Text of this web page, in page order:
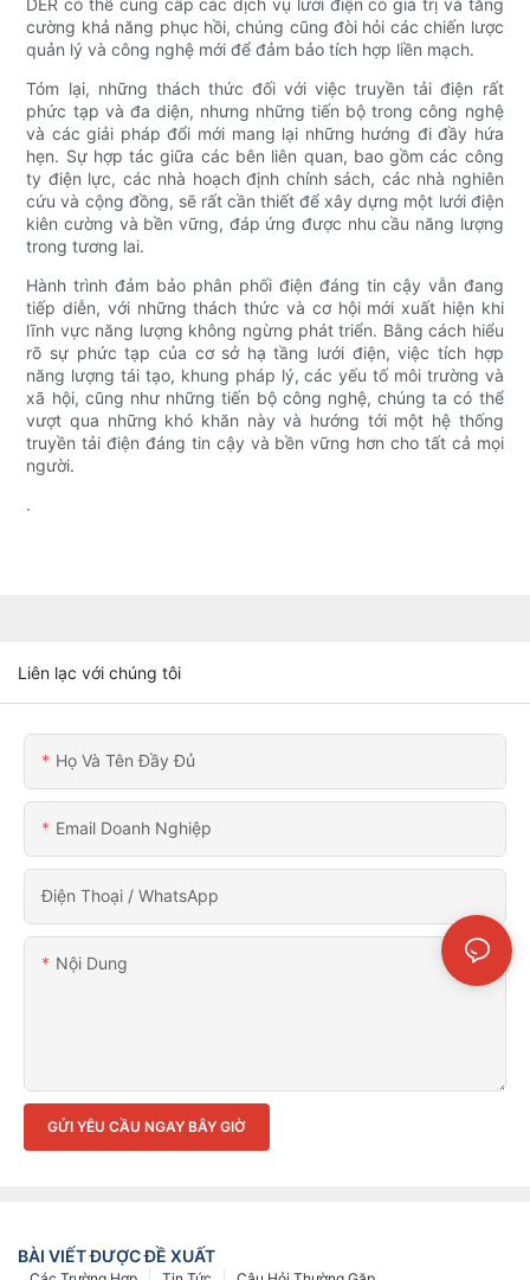
DER có thể cung cấp các dịch vụ lưới điện có giá trị và tăng
cường khả năng phục hồi, chúng cũng đòi hỏi các chiến lược
quản lý và công nghệ mới để đảm bảo tích hợp liền mạch.
Tóm lại, những thách thức đối với việc truyền tải điện rất
phức tạp và đa diện, nhưng những tiến bộ trong công nghệ
và các giải pháp đổi mới mang lại những hướng đi đầy hứa
hẹn. Sự hợp tác giữa các bên liên quan, bao gồm các công
ty điện lực, các nhà hoạch định chính sách, các nhà nghiên
cứu và cộng đồng, sẽ rất cần thiết để xây dựng một lưới điện
kiên cường và bền vững, đáp ứng được nhu cầu năng lượng
trong tương lai.
Hành trình đảm bảo phân phối điện đáng tin cậy vẫn đang
tiếp diễn, với những thách thức và cơ hội mới xuất hiện khi
lĩnh vực năng lượng không ngừng phát triển. Bằng cách hiểu
rõ sự phức tạp của cơ sở hạ tầng lưới điện, việc tích hợp
năng lượng tái tạo, khung pháp lý, các yếu tố môi trường và
xã hội, cũng như những tiến bộ công nghệ, chúng ta có thể
vượt qua những khó khăn này và hướng tới một hệ thống
truyền tải điện đáng tin cậy và bền vững hơn cho tất cả mọi
người.
.
Liên lạc với chúng tôi
Họ Và Tên Đầy Đủ
Email Doanh Nghiệp
Điện Thoại / WhatsApp
Nội Dung
GỬI YÊU CẦU NGAY BÂY GIỜ
BÀI VIẾT ĐƯỢC ĐỀ XUẤT